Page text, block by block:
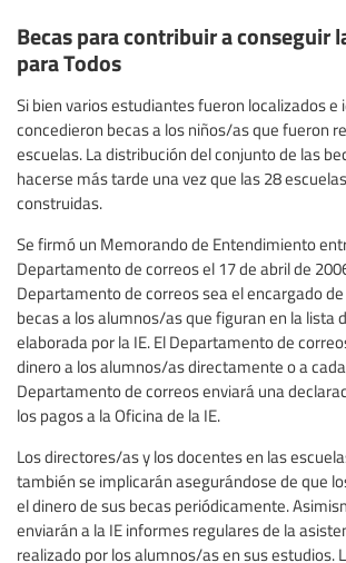
Becas para contribuir a conseguir
para Todos
Si bien varios estudiantes fueron localizados e
concedieron becas a los niños/as que fueron
escuelas. La distribución del conjunto de las
hacerse más tarde una vez que las 28
construidas.
Se firmó un Memorando de Entendimiento
Departamento de correos el 17 de abril de
Departamento de correos sea el encargado
becas a los alumnos/as que figuran en la lista
elaborada por la IE. El Departamento de
dinero a los alumnos/as directamente o a
Departamento de correos enviará una
los pagos a la Oficina de la IE.
Los directores/as y los docentes en las
también se implicarán asegurándose de que
el dinero de sus becas periódicamente.
enviarán a la IE informes regulares de la
realizado por los alumnos/as en sus estudios.